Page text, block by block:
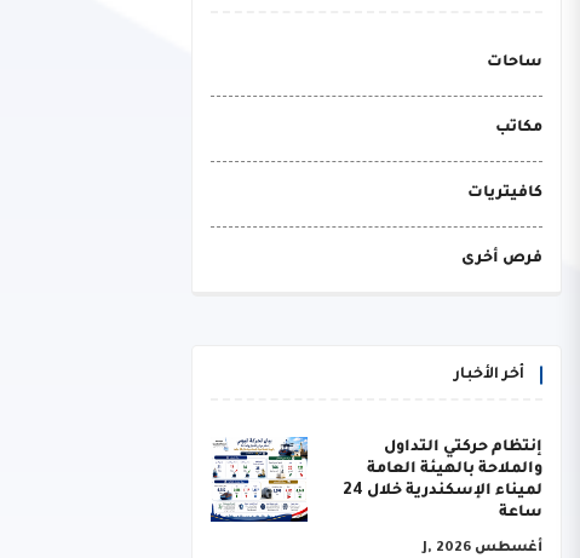
ساحات
مكاتب
كافيتريات
فرص أخرى
أخر الأخبار
إنتظام حركتي التداول
والملاحة بالهيئة العامة
لميناء الإسكندرية خلال 24
ساعة
أغسطس J, 2026